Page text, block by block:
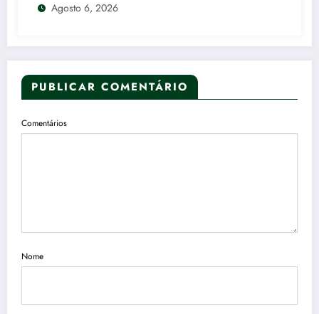
Agosto 6, 2026
PUBLICAR COMENTÁRIO
Comentários
Nome